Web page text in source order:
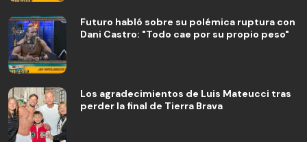
Futuro habló sobre su polémica ruptura con
Dani Castro: "Todo cae por su propio peso"
Los agradecimientos de Luis Mateucci tras
perder la final de Tierra Brava